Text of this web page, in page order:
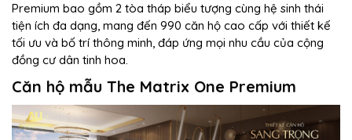
Premium bao gồm 2 tòa tháp biểu tượng cùng hệ sinh thái
tiện ích đa dạng, mang đến 990 căn hộ cao cấp với thiết kế
tối ưu và bố trí thông minh, đáp ứng mọi nhu cầu của cộng
đồng cư dân tinh hoa.
Căn hộ mẫu The Matrix One Premium